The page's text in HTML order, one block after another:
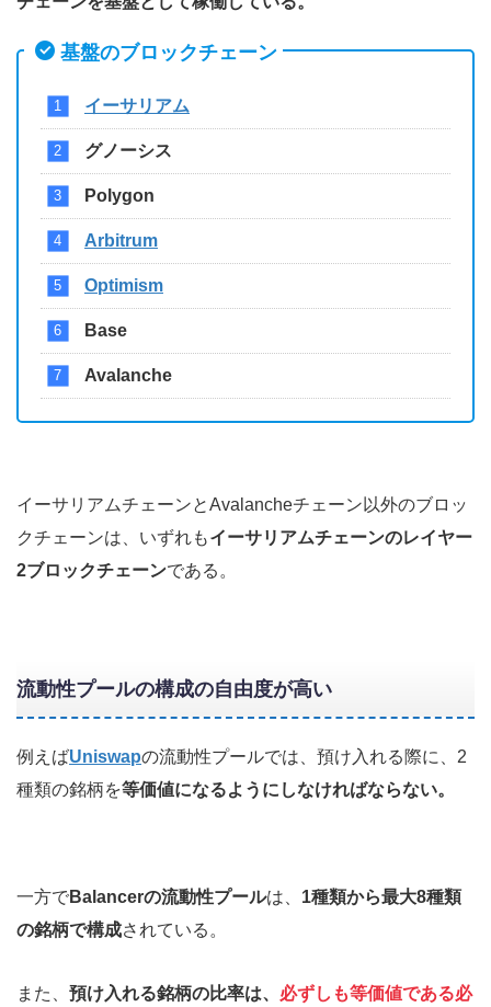
基盤のブロックチェーン
イーサリアム
グノーシス
Polygon
Arbitrum
Optimism
Base
Avalanche
イーサリアムチェーンとAvalancheチェーン以外のブロッ
クチェーンは、いずれもイーサリアムチェーンのレイヤー
2ブロックチェーンである。
流動性プールの構成の自由度が高い
例えばUniswapの流動性プールでは、預け入れる際に、2
種類の銘柄を等価値になるようにしなければならない。
一方でBalancerの流動性プールは、 1種類から最大8種類
の銘柄で構成されている。
また、 預け入れる銘柄の比率は、 必ずしも等価値である必